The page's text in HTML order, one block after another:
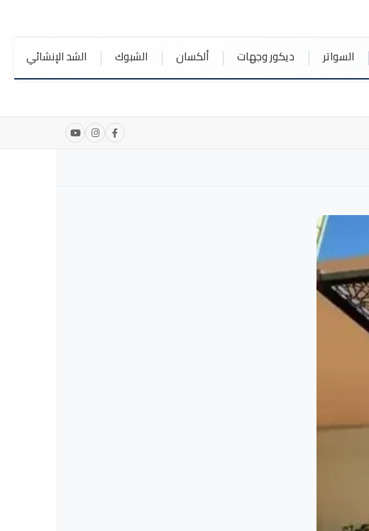
السواتر ديكور وجهات ألكسان الشبوك الشد الإنشائي